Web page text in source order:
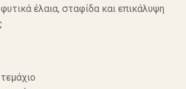
έλαια, σταφίδα και επικάλυψη